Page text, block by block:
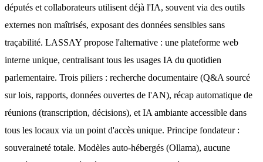
députés et collaborateurs utilisent déjà l'IA, souvent via des outils
externes non maîtrisés, exposant des données sensibles sans
traçabilité. LASSAY propose l'alternative : une plateforme web
interne unique, centralisant tous les usages IA du quotidien
parlementaire. Trois piliers : recherche documentaire (Q&A sourcé
sur lois, rapports, données ouvertes de l'AN), récap automatique de
réunions (transcription, décisions), et IA ambiante accessible dans
tous les locaux via un point d'accès unique. Principe fondateur :
souveraineté totale. Modèles auto-hébergés (Ollama), aucune